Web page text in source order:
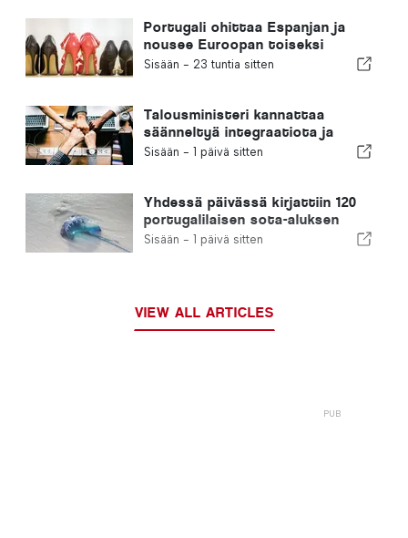
Portugali ohittaa Espanjan ja
nousee Euroopan toiseksi
suurimmaksi jalkineiden
Sisään - 23 tuntia sitten
Talousministeri kannattaa
säänneltyä integraatiota ja
takaa maahanmuuttajille
Sisään - 1 päivä sitten
Yhdessä päivässä kirjattiin 120
portugalilaisen sota-aluksen
pistoa
Sisään - 1 päivä sitten
VIEW ALL ARTICLES